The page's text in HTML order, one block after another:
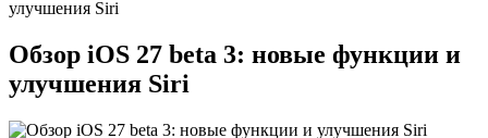
улучшения Siri
Обзор iOS 27 beta 3: новые функции и
улучшения Siri